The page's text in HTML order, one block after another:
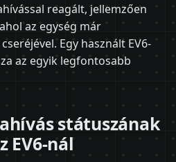
reagált, jellemzően
az egység már
Egy használt EV6-
az egyik legfontosabb
státuszának
EV6-nál